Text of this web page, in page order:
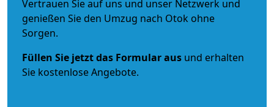
Vertrauen Sie auf uns und unser Netzwerk und
genießen Sie den Umzug nach Otok ohne
Sorgen.
Füllen Sie jetzt das Formular aus und erhalten
Sie kostenlose Angebote.